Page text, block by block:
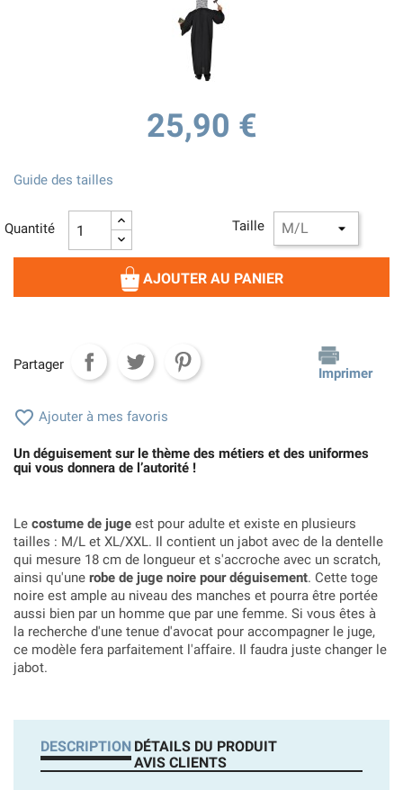
25,90 €
Taille
Guide des tailles
Quantité
AJOUTER AU PANIER
Partager
Imprimer
 Ajouter à mes favoris
Un déguisement sur le thème des métiers et des uniformes
qui vous donnera de l’autorité !
Le costume de juge est pour adulte et existe en plusieurs
tailles : M/L et XL/XXL. Il contient un jabot avec de la dentelle
qui mesure 18 cm de longueur et s'accroche avec un scratch,
ainsi qu'une robe de juge noire pour déguisement. Cette toge
noire est ample au niveau des manches et pourra être portée
aussi bien par un homme que par une femme. Si vous êtes à
la recherche d'une tenue d'avocat pour accompagner le juge,
ce modèle fera parfaitement l'affaire. Il faudra juste changer le
jabot.
DESCRIPTION DÉTAILS DU PRODUIT
AVIS CLIENTS